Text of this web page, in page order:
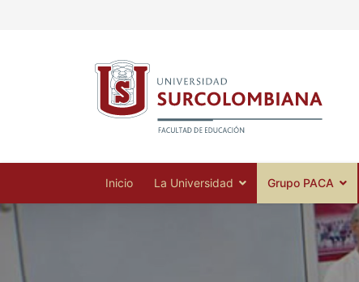
Inicio La Universidad Grupo PACA